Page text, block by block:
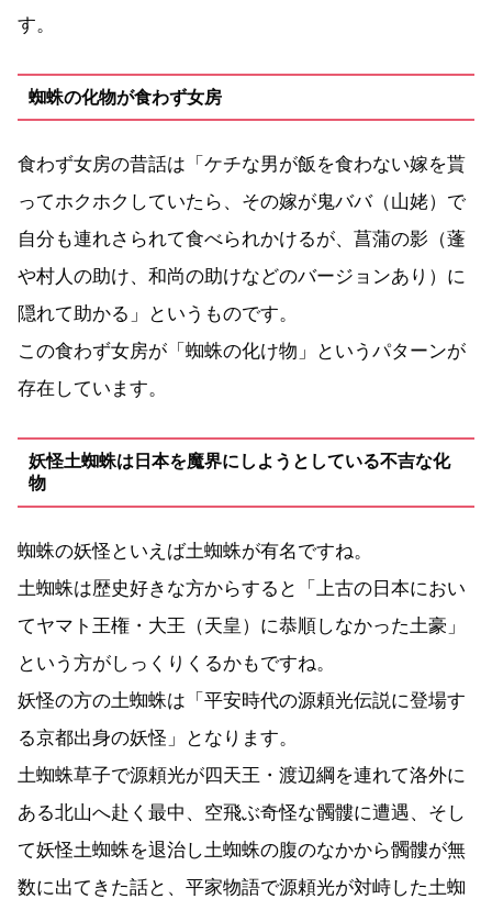
す。
蜘蛛の化物が食わず女房
食わず女房の昔話は「ケチな男が飯を食わない嫁を貰
ってホクホクしていたら、その嫁が鬼ババ（山姥）で
自分も連れさられて食べられかけるが、菖蒲の影（蓬
や村人の助け、和尚の助けなどのバージョンあり）に
隠れて助かる」というものです。
この食わず女房が「蜘蛛の化け物」というパターンが
存在しています。
妖怪土蜘蛛は日本を魔界にしようとしている不吉な化
物
蜘蛛の妖怪といえば土蜘蛛が有名ですね。
土蜘蛛は歴史好きな方からすると「上古の日本におい
てヤマト王権・大王（天皇）に恭順しなかった土豪」
という方がしっくりくるかもですね。
妖怪の方の土蜘蛛は「平安時代の源頼光伝説に登場す
る京都出身の妖怪」となります。
土蜘蛛草子で源頼光が四天王・渡辺綱を連れて洛外に
ある北山へ赴く最中、空飛ぶ奇怪な髑髏に遭遇、そし
て妖怪土蜘蛛を退治し土蜘蛛の腹のなかから髑髏が無
数に出てきた話と、平家物語で源頼光が対峙した土蜘